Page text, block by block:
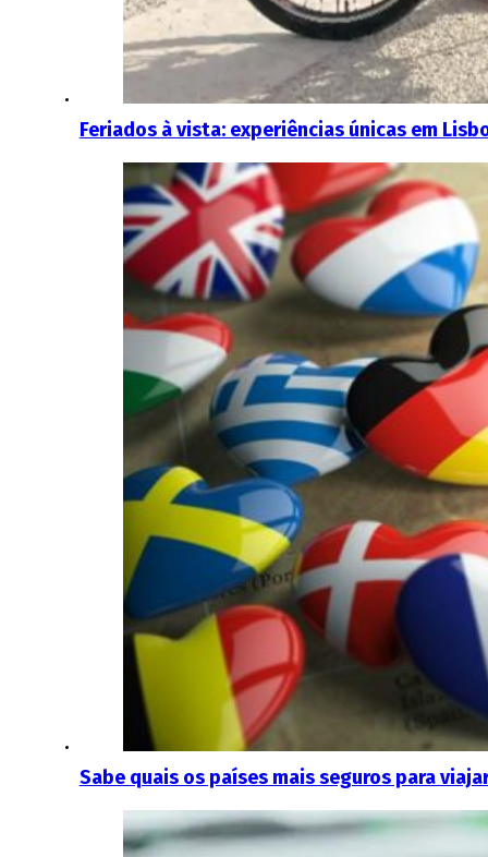
Feriados à vista: experiências únicas em
Sabe quais os países mais seguros para